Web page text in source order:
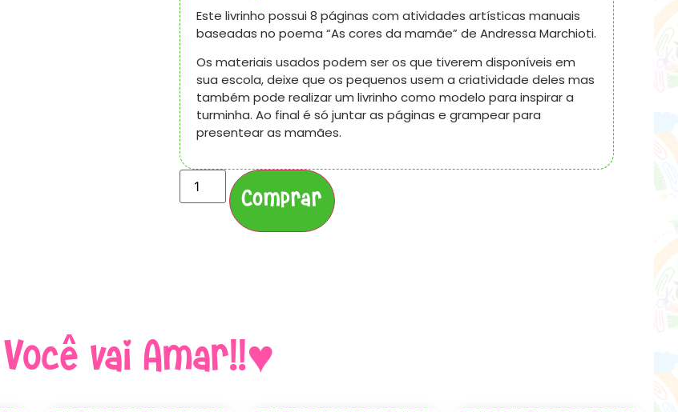
Este livrinho possui 8 páginas com atividades artísticas manuais
baseadas no poema “As cores da mamãe” de Andressa Marchioti.
Os materiais usados podem ser os que tiverem disponíveis em
sua escola, deixe que os pequenos usem a criatividade deles mas
também pode realizar um livrinho como modelo para inspirar a
turminha. Ao final é só juntar as páginas e grampear para
presentear as mamães.
Comprar
Você vai Amar!!♥